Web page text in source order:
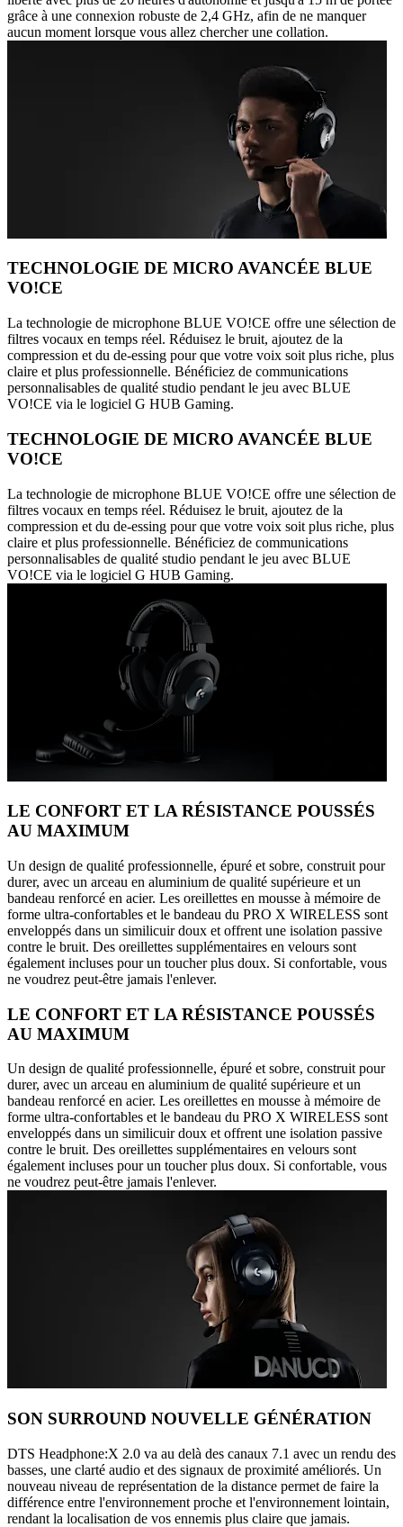
grâce à une connexion robuste de 2,4 GHz, afin de ne manquer
aucun moment lorsque vous allez chercher une collation.
TECHNOLOGIE DE MICRO AVANCÉE BLUE
VO!CE
La technologie de microphone BLUE VO!CE offre une sélection de
filtres vocaux en temps réel. Réduisez le bruit, ajoutez de la
compression et du de-essing pour que votre voix soit plus riche, plus
claire et plus professionnelle. Bénéficiez de communications
personnalisables de qualité studio pendant le jeu avec BLUE
VO!CE via le logiciel G HUB Gaming.
TECHNOLOGIE DE MICRO AVANCÉE BLUE
VO!CE
La technologie de microphone BLUE VO!CE offre une sélection de
filtres vocaux en temps réel. Réduisez le bruit, ajoutez de la
compression et du de-essing pour que votre voix soit plus riche, plus
claire et plus professionnelle. Bénéficiez de communications
personnalisables de qualité studio pendant le jeu avec BLUE
VO!CE via le logiciel G HUB Gaming.
LE CONFORT ET LA RÉSISTANCE POUSSÉS
AU MAXIMUM
Un design de qualité professionnelle, épuré et sobre, construit pour
durer, avec un arceau en aluminium de qualité supérieure et un
bandeau renforcé en acier. Les oreillettes en mousse à mémoire de
forme ultra-confortables et le bandeau du PRO X WIRELESS sont
enveloppés dans un similicuir doux et offrent une isolation passive
contre le bruit. Des oreillettes supplémentaires en velours sont
également incluses pour un toucher plus doux. Si confortable, vous
ne voudrez peut-être jamais l'enlever.
LE CONFORT ET LA RÉSISTANCE POUSSÉS
AU MAXIMUM
Un design de qualité professionnelle, épuré et sobre, construit pour
durer, avec un arceau en aluminium de qualité supérieure et un
bandeau renforcé en acier. Les oreillettes en mousse à mémoire de
forme ultra-confortables et le bandeau du PRO X WIRELESS sont
enveloppés dans un similicuir doux et offrent une isolation passive
contre le bruit. Des oreillettes supplémentaires en velours sont
également incluses pour un toucher plus doux. Si confortable, vous
ne voudrez peut-être jamais l'enlever.
SON SURROUND NOUVELLE GÉNÉRATION
DTS Headphone:X 2.0 va au delà des canaux 7.1 avec un rendu des
basses, une clarté audio et des signaux de proximité améliorés. Un
nouveau niveau de représentation de la distance permet de faire la
différence entre l'environnement proche et l'environnement lointain,
rendant la localisation de vos ennemis plus claire que jamais.